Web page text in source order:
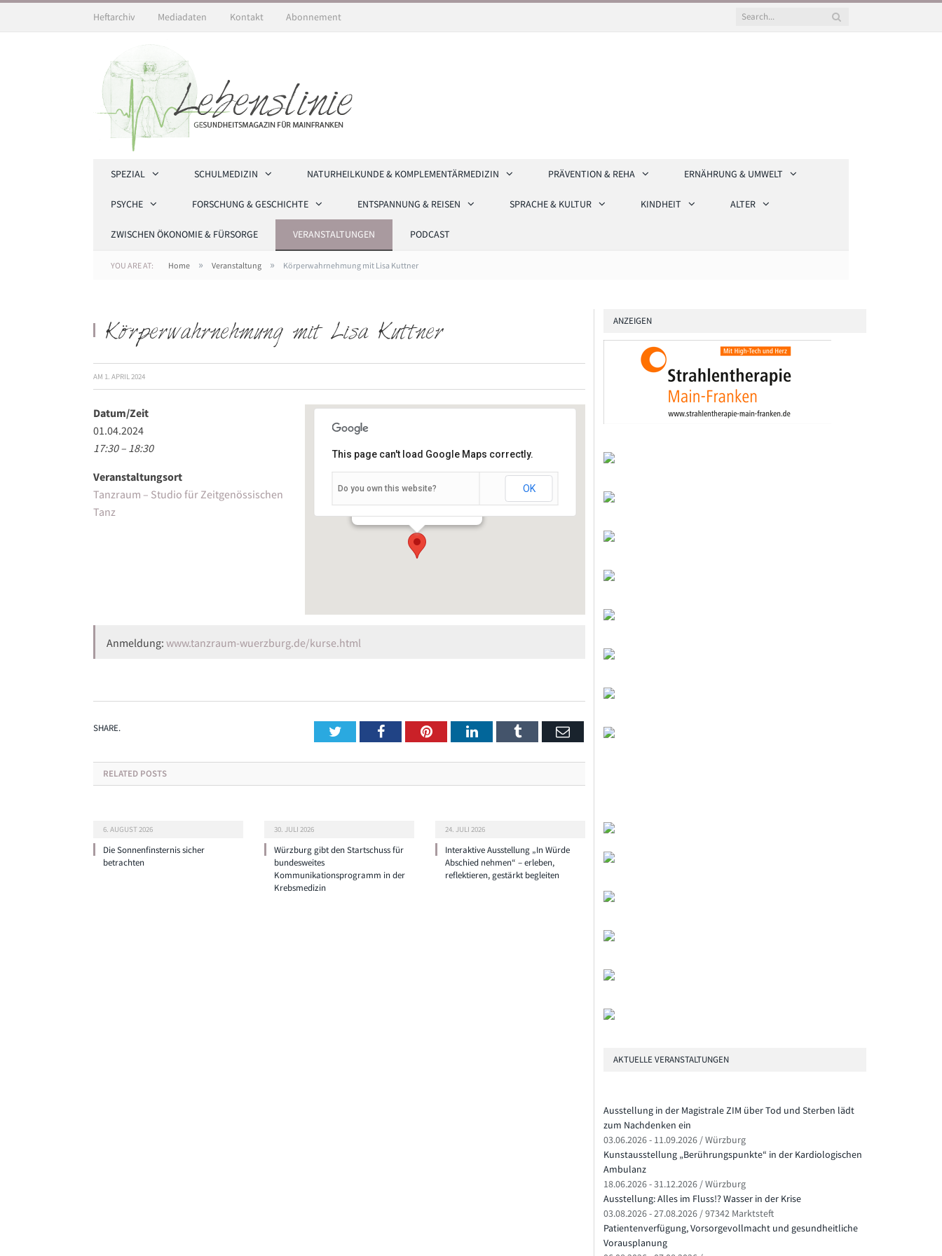
Heftarchiv Mediadaten Kontakt Abonnement
SPEZIAL SCHULMEDIZIN NATURHEILKUNDE & KOMPLEMENTÄRMEDIZIN PRÄVENTION & REHA ERNÄHRUNG & UMWELT
PSYCHE FORSCHUNG & GESCHICHTE ENTSPANNUNG & REISEN SPRACHE & KULTUR KINDHEIT ALTER
ZWISCHEN ÖKONOMIE & FÜRSORGE VERANSTALTUNGEN PODCAST
YOU ARE AT: Home » Veranstaltung » Körperwahrnehmung mit Lisa Kuttner
Körperwahrnehmung mit Lisa Kuttner
AM 1. APRIL 2024
Veranstaltungen
This page can't load Google Maps correctly.
Do you own this website? OK
Datum/Zeit
01.04.2024
17:30 – 18:30
Veranstaltungsort
Tanzraum – Studio für Zeitgenössischen
Tanz
Anmeldung: www.tanzraum-wuerzburg.de/kurse.html
SHARE. TwitterFacebookPinterestLinkedInTumblr Email
RELATED POSTS
6. AUGUST 2026
Die Sonnenfinsternis sicher
betrachten
30. JULI 2026
Würzburg gibt den Startschuss für
bundesweites
Kommunikationsprogramm in der
Krebsmedizin
24. JULI 2026
Interaktive Ausstellung „In Würde
Abschied nehmen“ – erleben,
reflektieren, gestärkt begleiten
ANZEIGEN
AKTUELLE VERANSTALTUNGEN
Ausstellung in der Magistrale ZIM über Tod und Sterben lädt
zum Nachdenken ein
03.06.2026 - 11.09.2026 / Würzburg
Kunstausstellung „Berührungspunkte“ in der Kardiologischen
Ambulanz
18.06.2026 - 31.12.2026 / Würzburg
Ausstellung: Alles im Fluss!? Wasser in der Krise
03.08.2026 - 27.08.2026 / 97342 Marktsteft
Patientenverfügung, Vorsorgevollmacht und gesundheitliche
Vorausplanung